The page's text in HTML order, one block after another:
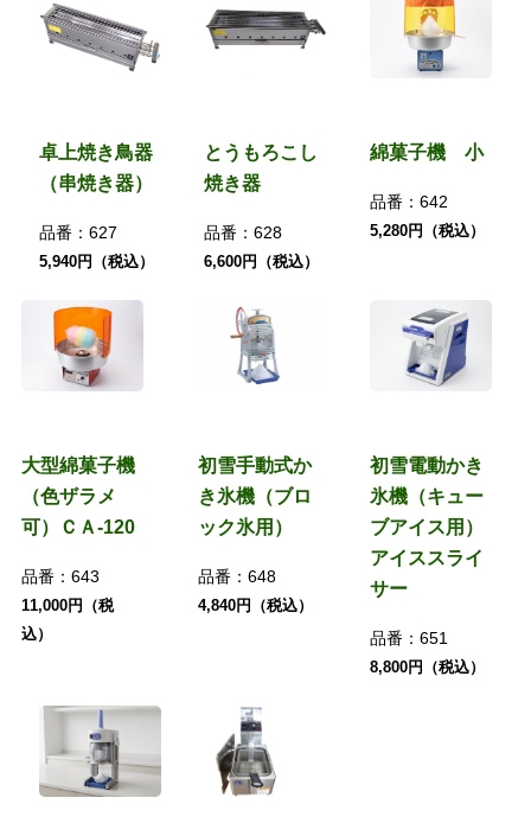
卓上焼き鳥器
（串焼き器）
品番： 627
5,940円（税込）
とうもろこし
焼き器
品番：628
6,600円（税込）
綿菓子機 小
品番：642
5,280円（税込）
大型綿菓子機
（色ザラメ
可）ＣＡ-120
品番： 643
11,000円（税
込）
初雪手動式か
き氷機（ブロ
ック氷用）
品番：648
4,840円（税込）
初雪電動かき
氷機（キュー
ブアイス用）
アイススライ
サー
品番：651
8,800円（税込）